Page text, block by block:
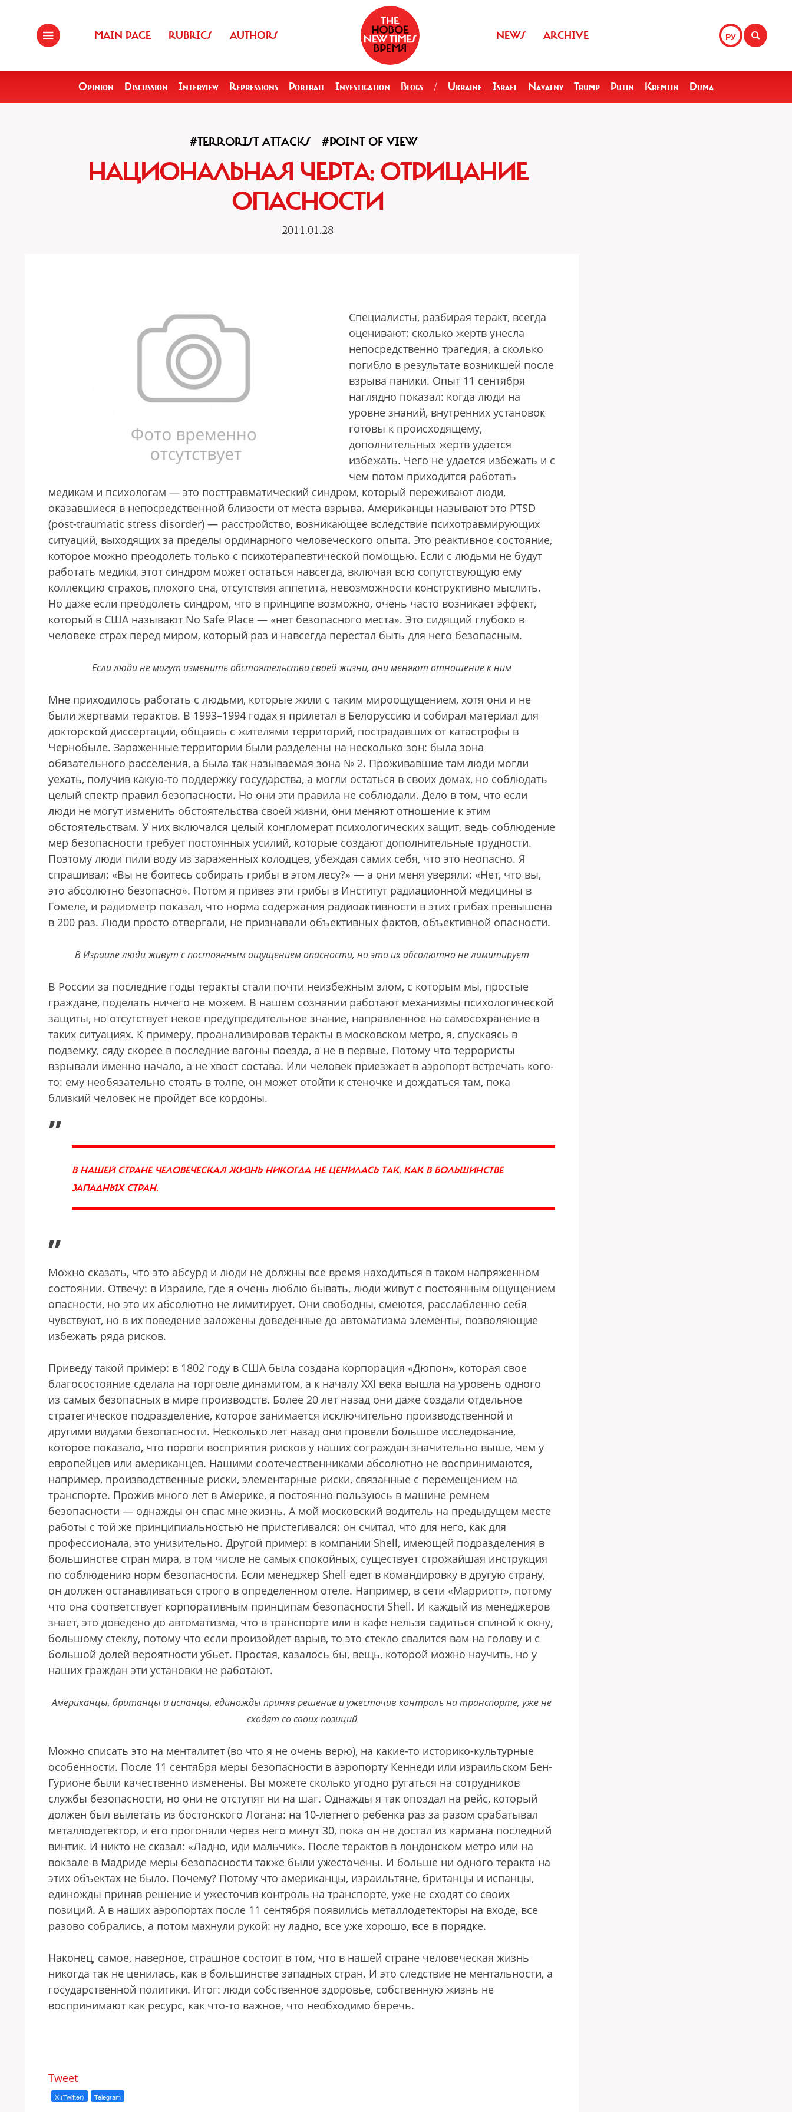
MAIN PAGE RUBRICS AUTHORS РУ
NEWS ARCHIVE
Opinion Discussion Interview Repressions Portrait Investigation Blogs / Ukraine Israel Navalny Trump Putin Kremlin Duma
#TERRORIST ATTACKS #POINT OF VIEW
НАЦИОНАЛЬНАЯ ЧЕРТА: ОТРИЦАНИЕ
ОПАСНОСТИ
2011.01.28
Специалисты, разбирая теракт, всегда
оценивают: сколько жертв унесла
непосредственно трагедия, а сколько
погибло в результате возникшей после
взрыва паники. Опыт 11 сентября
наглядно показал: когда люди на
уровне знаний, внутренних установок
готовы к происходящему,
дополнительных жертв удается
избежать. Чего не удается избежать и с
чем потом приходится работать
медикам и психологам — это посттравматический синдром, который переживают люди,
оказавшиеся в непосредственной близости от места взрыва. Американцы называют это PTSD
(post-traumatic stress disorder) — расстройство, возникающее вследствие психотравмирующих
ситуаций, выходящих за пределы ординарного человеческого опыта. Это реактивное состояние,
которое можно преодолеть только с психотерапевтической помощью. Если с людьми не будут
работать медики, этот синдром может остаться навсегда, включая всю сопутствующую ему
коллекцию страхов, плохого сна, отсутствия аппетита, невозможности конструктивно мыслить.
Но даже если преодолеть синдром, что в принципе возможно, очень часто возникает эффект,
который в США называют No Safe Place — «нет безопасного места». Это сидящий глубоко в
человеке страх перед миром, который раз и навсегда перестал быть для него безопасным.
Если люди не могут изменить обстоятельства своей жизни, они меняют отношение к ним
Мне приходилось работать с людьми, которые жили с таким мироощущением, хотя они и не
были жертвами терактов. В 1993–1994 годах я прилетал в Белоруссию и собирал материал для
докторской диссертации, общаясь с жителями территорий, пострадавших от катастрофы в
Чернобыле. Зараженные территории были разделены на несколько зон: была зона
обязательного расселения, а была так называемая зона № 2. Проживавшие там люди могли
уехать, получив какую-то поддержку государства, а могли остаться в своих домах, но соблюдать
целый спектр правил безопасности. Но они эти правила не соблюдали. Дело в том, что если
люди не могут изменить обстоятельства своей жизни, они меняют отношение к этим
обстоятельствам. У них включался целый конгломерат психологических защит, ведь соблюдение
мер безопасности требует постоянных усилий, которые создают дополнительные трудности.
Поэтому люди пили воду из зараженных колодцев, убеждая самих себя, что это неопасно. Я
спрашивал: «Вы не боитесь собирать грибы в этом лесу?» — а они меня уверяли: «Нет, что вы,
это абсолютно безопасно». Потом я привез эти грибы в Институт радиационной медицины в
Гомеле, и радиометр показал, что норма содержания радиоактивности в этих грибах превышена
в 200 раз. Люди просто отвергали, не признавали объективных фактов, объективной опасности.
В Израиле люди живут с постоянным ощущением опасности, но это их абсолютно не лимитирует
В России за последние годы теракты стали почти неизбежным злом, с которым мы, простые
граждане, поделать ничего не можем. В нашем сознании работают механизмы психологической
защиты, но отсутствует некое предупредительное знание, направленное на самосохранение в
таких ситуациях. К примеру, проанализировав теракты в московском метро, я, спускаясь в
подземку, сяду скорее в последние вагоны поезда, а не в первые. Потому что террористы
взрывали именно начало, а не хвост состава. Или человек приезжает в аэропорт встречать кого-
то: ему необязательно стоять в толпе, он может отойти к стеночке и дождаться там, пока
близкий человек не пройдет все кордоны.
„
В НАШЕЙ СТРАНЕ ЧЕЛОВЕЧЕСКАЯ ЖИЗНЬ НИКОГДА НЕ ЦЕНИЛАСЬ ТАК, КАК В БОЛЬШИНСТВЕ
ЗАПАДНЫХ СТРАН.
”
Можно сказать, что это абсурд и люди не должны все время находиться в таком напряженном
состоянии. Отвечу: в Израиле, где я очень люблю бывать, люди живут с постоянным ощущением
опасности, но это их абсолютно не лимитирует. Они свободны, смеются, расслабленно себя
чувствуют, но в их поведение заложены доведенные до автоматизма элементы, позволяющие
избежать ряда рисков.
Приведу такой пример: в 1802 году в США была создана корпорация «Дюпон», которая свое
благосостояние сделала на торговле динамитом, а к началу XXI века вышла на уровень одного
из самых безопасных в мире производств. Более 20 лет назад они даже создали отдельное
стратегическое подразделение, которое занимается исключительно производственной и
другими видами безопасности. Несколько лет назад они провели большое исследование,
которое показало, что пороги восприятия рисков у наших сограждан значительно выше, чем у
европейцев или американцев. Нашими соотечественниками абсолютно не воспринимаются,
например, производственные риски, элементарные риски, связанные с перемещением на
транспорте. Прожив много лет в Америке, я постоянно пользуюсь в машине ремнем
безопасности — однажды он спас мне жизнь. А мой московский водитель на предыдущем месте
работы с той же принципиальностью не пристегивался: он считал, что для него, как для
профессионала, это унизительно. Другой пример: в компании Shell, имеющей подразделения в
большинстве стран мира, в том числе не самых спокойных, существует строжайшая инструкция
по соблюдению норм безопасности. Если менеджер Shell едет в командировку в другую страну,
он должен останавливаться строго в определенном отеле. Например, в сети «Марриотт», потому
что она соответствует корпоративным принципам безопасности Shell. И каждый из менеджеров
знает, это доведено до автоматизма, что в транспорте или в кафе нельзя садиться спиной к окну,
большому стеклу, потому что если произойдет взрыв, то это стекло свалится вам на голову и с
большой долей вероятности убьет. Простая, казалось бы, вещь, которой можно научить, но у
наших граждан эти установки не работают.
Американцы, британцы и испанцы, единожды приняв решение и ужесточив контроль на транспорте, уже не
сходят со своих позиций
Можно списать это на менталитет (во что я не очень верю), на какие-то историко-культурные
особенности. После 11 сентября меры безопасности в аэропорту Кеннеди или израильском Бен-
Гурионе были качественно изменены. Вы можете сколько угодно ругаться на сотрудников
службы безопасности, но они не отступят ни на шаг. Однажды я так опоздал на рейс, который
должен был вылетать из бостонского Логана: на 10-летнего ребенка раз за разом срабатывал
металлодетектор, и его прогоняли через него минут 30, пока он не достал из кармана последний
винтик. И никто не сказал: «Ладно, иди мальчик». После терактов в лондонском метро или на
вокзале в Мадриде меры безопасности также были ужесточены. И больше ни одного теракта на
этих объектах не было. Почему? Потому что американцы, израильтяне, британцы и испанцы,
единожды приняв решение и ужесточив контроль на транспорте, уже не сходят со своих
позиций. А в наших аэропортах после 11 сентября появились металлодетекторы на входе, все
разово собрались, а потом махнули рукой: ну ладно, все уже хорошо, все в порядке.
Наконец, самое, наверное, страшное состоит в том, что в нашей стране человеческая жизнь
никогда так не ценилась, как в большинстве западных стран. И это следствие не ментальности, а
государственной политики. Итог: люди собственное здоровье, собственную жизнь не
воспринимают как ресурс, как что-то важное, что необходимо беречь.
Tweet
X (Twitter) Telegram